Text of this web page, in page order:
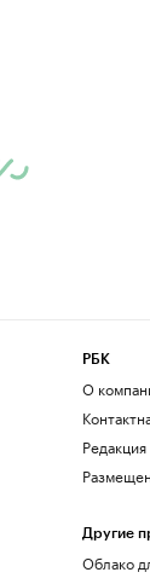
РБК
О
Редакция
Другие
Облако